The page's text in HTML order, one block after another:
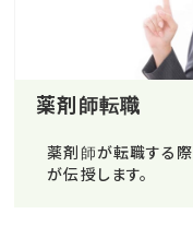
薬剤師転職
薬剤師が転職する際
が伝授します。